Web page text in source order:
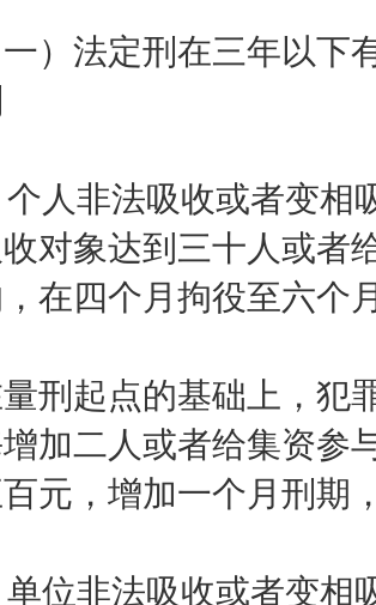
法定刑在三年以下
非法吸收或者变相
对象达到三十人或者
在四个月拘役至六个
起点的基础上，犯
加二人或者给集资参
元，增加一个月刑期
非法吸收或者变相